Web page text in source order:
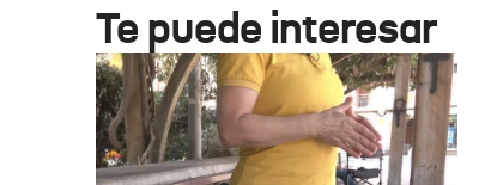
Te puede interesar